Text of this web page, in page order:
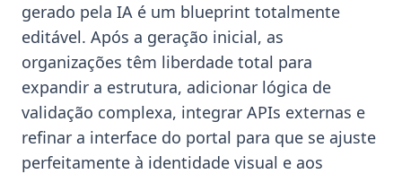
gerado pela IA é um blueprint totalmente
editável. Após a geração inicial, as
organizações têm liberdade total para
expandir a estrutura, adicionar lógica de
validação complexa, integrar APIs externas e
refinar a interface do portal para que se ajuste
perfeitamente à identidade visual e aos